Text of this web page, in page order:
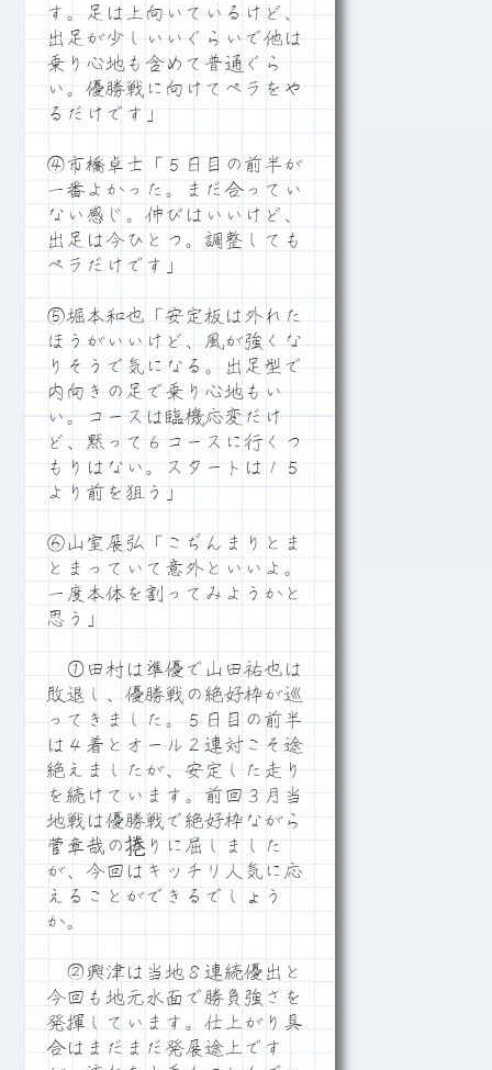
す。足は上向いているけど、
出足が少しいいぐらいで他は
乗り心地も含めて普通ぐら
い。優勝戦に向けてペラをや
るだけです」
④市橋卓士「５日目の前半が
一番よかった。まだ合ってい
ない感じ。伸びはいいけど、
出足は今ひとつ。調整しても
ペラだけです」
⑤堀本和也「安定板は外れた
ほうがいいけど、風が強くな
りそうで気になる。出足型で
内向きの足で乗り心地もい
い。コースは臨機応変だけ
ど、黙って６コースに行くつ
もりはない。スタートは１５
より前を狙う」
⑥山室展弘「こぢんまりとま
とまっていて意外といいよ。
一度本体を割ってみようかと
思う」
①田村は準優で山田祐也は
敗退し、優勝戦の絶好枠が巡
ってきました。５日目の前半
は４着とオール２連対こそ途
絶えましたが、安定した走り
を続けています。前回３月当
地戦は優勝戦で絶好枠ながら
菅章哉の捲りに屈しました
が、今回はキッチリ人気に応
えることができるでしょう
か。
②興津は当地８連続優出と
今回も地元水面で勝負強さを
発揮しています。仕上がり具
合はまだまだ発展途上です